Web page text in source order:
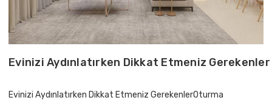
Evinizi Aydınlatırken Dikkat Etmeniz Gerekenler
Evinizi Aydınlatırken Dikkat Etmeniz GerekenlerOturma